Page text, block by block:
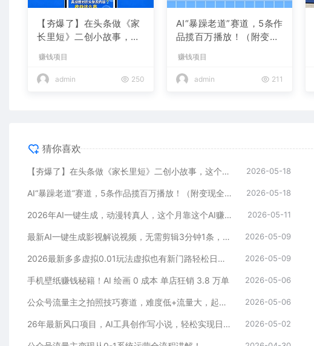
【夯爆了】在头条做《家
长里短》二创小故事，这
赚钱项目
admin 250
AI“暴躁老道”赛道，5条作
品揽百万播放！（附变现
赚钱项目
admin 211
猜你喜欢
【夯爆了】在头条做《家长里短》二创小故事，这个月收益2w+ 2026-05-18
AI“暴躁老道”赛道，5条作品揽百万播放！（附变现全攻略） 2026-05-18
2026年AI一键生成，动漫转真人，这个月靠这个AI赚了2W+ 2026-05-11
最新AI一键生成影视解说视频，无需剪辑3分钟1条，条条爆款，多平台变现日入2000+ 2026-05-09
2026最新多多虚拟0.01玩法虚拟也有新门路轻松日入2500! 2026-05-09
手机壁纸赚钱秘籍！AI 绘画 0 成本 单店狂销 3.8 万单 2026-05-06
公众号流量主之拍照技巧赛道，难度低+流量大，起号第一篇就爆了10w阅读！ 2026-05-06
26年最新风口项目，AI工具创作写小说，轻松实现日入1000+ 2026-05-02